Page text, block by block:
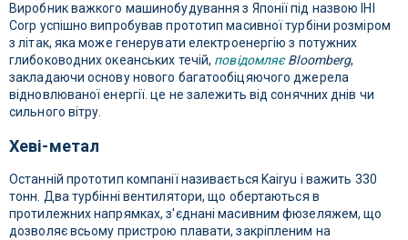
Виробник важкого машинобудування з Японії під назвою IHI
Corp успішно випробував прототип масивної турбіни розміром
з літак, яка може генерувати електроенергію з потужних
глибоководних океанських течій, повідомляє Bloomberg,
закладаючи основу нового багатообіцяючого джерела
відновлюваної енергії. це не залежить від сонячних днів чи
сильного вітру.
Хеві-метал
Останній прототип компанії називається Kairyu і важить 330
тонн. Два турбінні вентилятори, що обертаються в
протилежних напрямках, з'єднані масивним фюзеляжем, що
дозволяє всьому пристрою плавати, закріпленим на